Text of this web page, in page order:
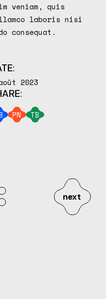
veniam, quis
laboris nisi
consequat.
2023
PN TB
next